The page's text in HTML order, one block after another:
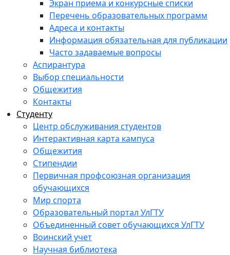
Экран приема и конкурсные списки
Перечень образовательных программ
Адреса и контакты
Информация обязательная для публикации
Часто задаваемые вопросы
Аспирантура
Выбор специальности
Общежития
Контакты
Студенту
Центр обслуживания студентов
Интерактивная карта кампуса
Общежития
Стипендии
Первичная профсоюзная организация
обучающихся
Мир спорта
Образовательный портал УлГТУ
Объединенный совет обучающихся УлГТУ
Воинский учет
Научная библиотека